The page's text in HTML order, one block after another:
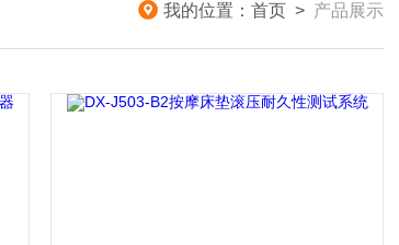
我的位置： 首页 > 产品展示